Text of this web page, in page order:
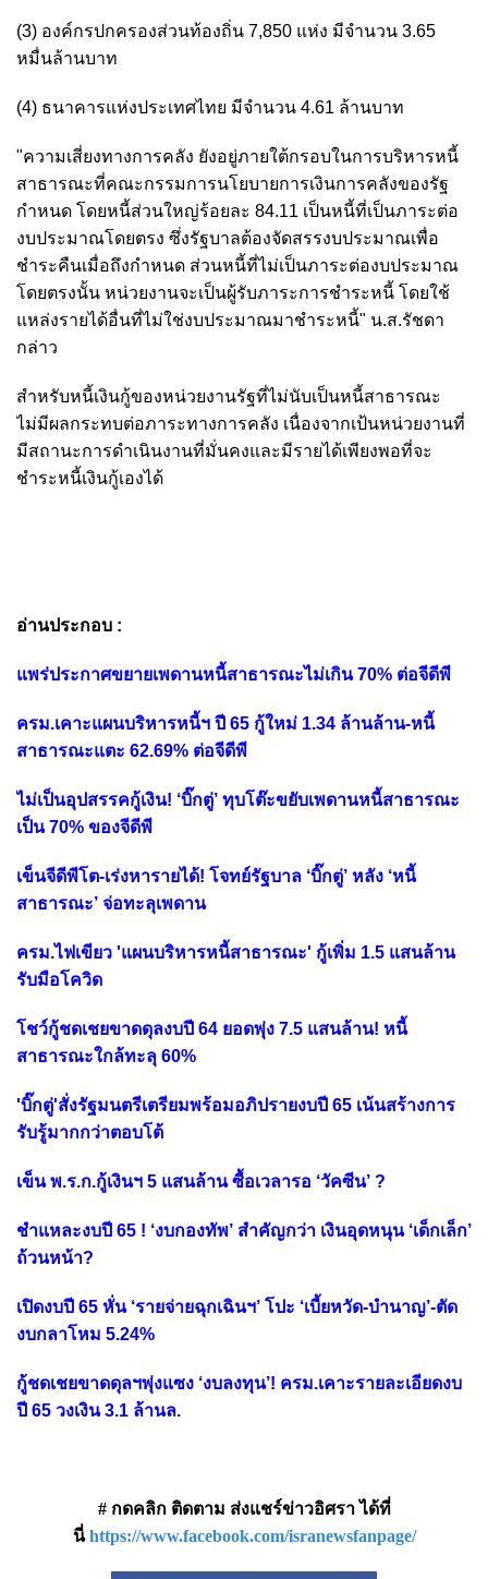
(3) องค์กรปกครองส่วนท้องถิ่น 7,850 แห่ง มีจำนวน 3.65
หมื่นล้านบาท
(4) ธนาคารแห่งประเทศไทย มีจำนวน 4.61 ล้านบาท
"ความเสี่ยงทางการคลัง ยังอยู่ภายใต้กรอบในการบริหารหนี้
สาธารณะที่คณะกรรมการนโยบายการเงินการคลังของรัฐ
กำหนด โดยหนี้ส่วนใหญ่ร้อยละ 84.11 เป็นหนี้ที่เป็นภาระต่อ
งบประมาณโดยตรง ซึ่งรัฐบาลต้องจัดสรรงบประมาณเพื่อ
ชำระคืนเมื่อถึงกำหนด ส่วนหนี้ที่ไม่เป็นภาระต่องบประมาณ
โดยตรงนั้น หน่วยงานจะเป็นผู้รับภาระการชำระหนี้ โดยใช้
แหล่งรายได้อื่นที่ไม่ใช่งบประมาณมาชำระหนี้" น.ส.รัชดา
กล่าว
สำหรับหนี้เงินกู้ของหน่วยงานรัฐที่ไม่นับเป็นหนี้สาธารณะ
ไม่มีผลกระทบต่อภาระทางการคลัง เนื่องจากเป้นหน่วยงานที่
มีสถานะการดำเนินงานที่มั่นคงและมีรายได้เพียงพอที่จะ
ชำระหนี้เงินกู้เองได้
อ่านประกอบ :
แพร่ประกาศขยายเพดานหนี้สาธารณะไม่เกิน 70% ต่อจีดีพี
ครม.เคาะแผนบริหารหนี้ฯ ปี 65 กู้ใหม่ 1.34 ล้านล้าน-หนี้
สาธารณะแตะ 62.69% ต่อจีดีพี
ไม่เป็นอุปสรรคกู้เงิน! ‘บิ๊กตู่’ ทุบโต๊ะขยับเพดานหนี้สาธารณะ
เป็น 70% ของจีดีพี
เข็นจีดีพีโต-เร่งหารายได้! โจทย์รัฐบาล ‘บิ๊กตู่’ หลัง ‘หนี้
สาธารณะ’ จ่อทะลุเพดาน
ครม.ไฟเขียว 'แผนบริหารหนี้สาธารณะ' กู้เพิ่ม 1.5 แสนล้าน
รับมือโควิด
โชว์กู้ชดเชยขาดดุลงบปี 64 ยอดพุ่ง 7.5 แสนล้าน! หนี้
สาธารณะใกล้ทะลุ 60%
'บิ๊กตู่'สั่งรัฐมนตรีเตรียมพร้อมอภิปรายงบปี 65 เน้นสร้างการ
รับรู้มากกว่าตอบโต้
เข็น พ.ร.ก.กู้เงินฯ 5 แสนล้าน ซื้อเวลารอ ‘วัคซีน’ ?
ชำแหละงบปี 65 ! ‘งบกองทัพ’ สำคัญกว่า เงินอุดหนุน ‘เด็กเล็ก’
ถ้วนหน้า?
เปิดงบปี 65 หั่น ‘รายจ่ายฉุกเฉินฯ’ โปะ ‘เบี้ยหวัด-บำนาญ’-ตัด
งบกลาโหม 5.24%
กู้ชดเชยขาดดุลฯพุ่งแซง ‘งบลงทุน’! ครม.เคาะรายละเอียดงบ
ปี 65 วงเงิน 3.1 ล้านล.
# กดคลิก ติดตาม ส่งแชร์ข่าวอิศรา ได้ที่
นี่https://www.facebook.com/isranewsfanpage/